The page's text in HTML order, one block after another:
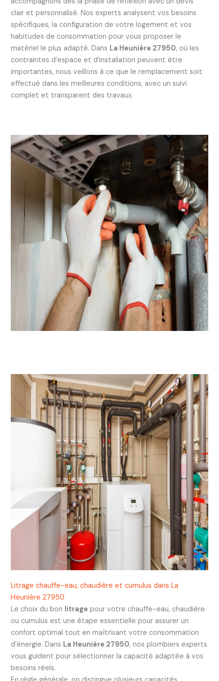
clair et personnalisé. Nos experts analysent vos besoins
spécifiques, la configuration de votre logement et vos
habitudes de consommation pour vous proposer le
matériel le plus adapté. Dans La Heunière 27950, où les
contraintes d’espace et d’installation peuvent être
importantes, nous veillons à ce que le remplacement soit
effectué dans les meilleures conditions, avec un suivi
complet et transparent des travaux.
Litrage chauffe-eau, chaudière et cumulus dans La
Heunière 27950
Le choix du bon litrage pour votre chauffe-eau, chaudière
ou cumulus est une étape essentielle pour assurer un
confort optimal tout en maîtrisant votre consommation
d’énergie. Dans La Heunière 27950, nos plombiers experts
vous guident pour sélectionner la capacité adaptée à vos
besoins réels.